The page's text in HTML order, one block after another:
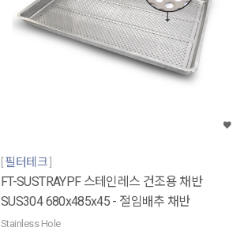
필터테크
FT-SUSTRAYPF 스테인레스 건조용 채반
SUS304 680x485x45 - 절임배추 채반
Stainless Hole